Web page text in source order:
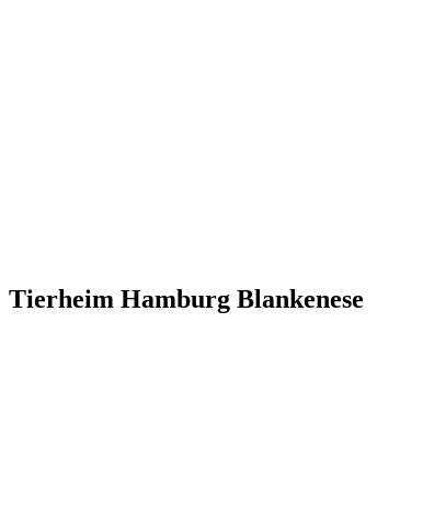
Tierheim Hamburg Blankenese